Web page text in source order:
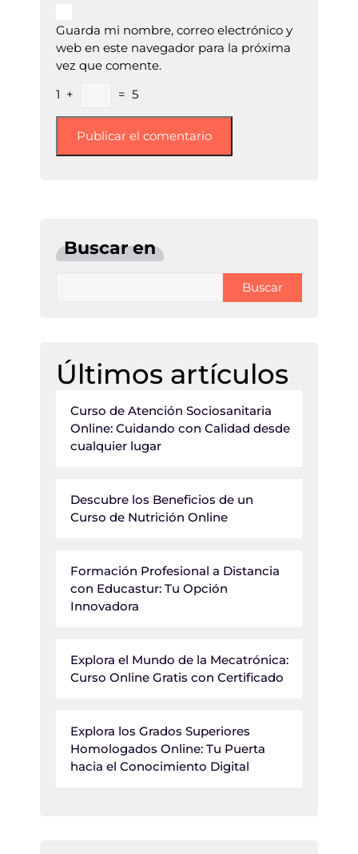
Guarda mi nombre, correo electrónico y
web en este navegador para la próxima
vez que comente.
1 + = 5
Buscar en
Buscar
Últimos artículos
Curso de Atención Sociosanitaria
Online: Cuidando con Calidad desde
cualquier lugar
Descubre los Beneficios de un
Curso de Nutrición Online
Formación Profesional a Distancia
con Educastur: Tu Opción
Innovadora
Explora el Mundo de la Mecatrónica:
Curso Online Gratis con Certificado
Explora los Grados Superiores
Homologados Online: Tu Puerta
hacia el Conocimiento Digital